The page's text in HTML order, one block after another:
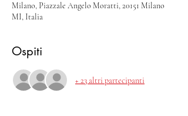
Milano, Piazzale Angelo Moratti, 20151 Milano
MI, Italia
Ospiti
+ 23 altri partecipanti